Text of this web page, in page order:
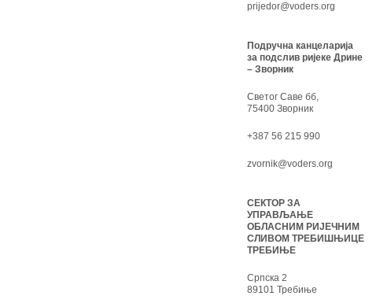
prijedor@voders.org
Подручна канцеларија
за подслив ријеке Дрине
– Зворник
Светог Саве бб,
75400 Зворник
+387 56 215 990
zvornik@voders.org
СЕКТОР ЗА
УПРАВЉАЊЕ
ОБЛАСНИМ РИЈЕЧНИМ
СЛИВОМ ТРЕБИШЊИЦЕ
ТРЕБИЊЕ
Српска 2
89101 Требиње